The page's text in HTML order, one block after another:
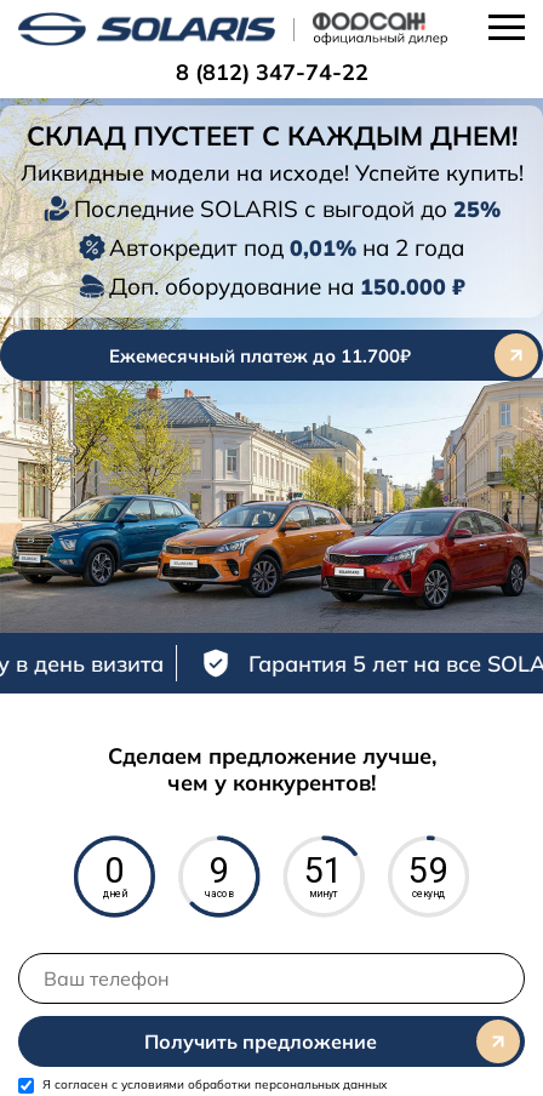
8 (812) 347-74-22
СКЛАД ПУСТЕЕТ С КАЖДЫМ ДНЕМ!
Ликвидные модели на исходе! Успейте купить!
Последние SOLARIS с выгодой до 25%
Автокредит под 0,01% на 2 года
Доп. оборудование на 150.000 ₽
Ежемесячный платеж до 11.700₽
Гарантия 5 лет на все SOLARIS
Сделаем предложение лучше,
чем у конкурентов!
Получить предложение
Я согласен с условиями обработки персональных данных
0
дней
9
часов
51
минут
58
секунд